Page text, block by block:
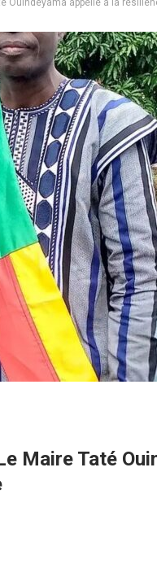
Ouindéyama appelle à la
Maire Taté